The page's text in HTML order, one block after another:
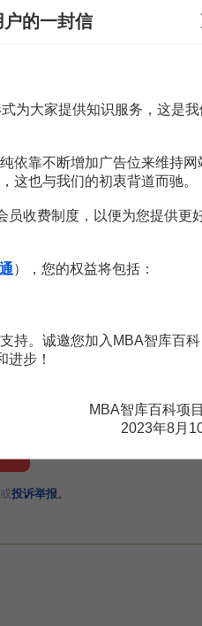
义
就业的重要措施。当前和今后一
7200万人，其中，初、高中毕业后
业的任务十分艰巨。通过开展职
身素质，同时通过延长这部分劳
是培育和发展劳动力市场的一
开展职业技能鉴定和推行职业资
进劳动力资源的合理配置。开展
，有利于促进企业建立培训、考
度的法律法规和工作体系。全
国共有320万人参加职业技能鉴定
的
目标是：以全面提高劳动
业技能鉴定的覆盖面明显扩大
通过三至五年的努力，要在技
或投诉举报。
的一封信
为大家提供知识服务，这是我
依靠不断增加广告位来维持网
这也与我们的初衷背道而驰。
员收费制度，以便为您提供更
），您的权益将包括：
持。诚邀您加入MBA智库百科
进步！
MBA智库百科项
2023年8月